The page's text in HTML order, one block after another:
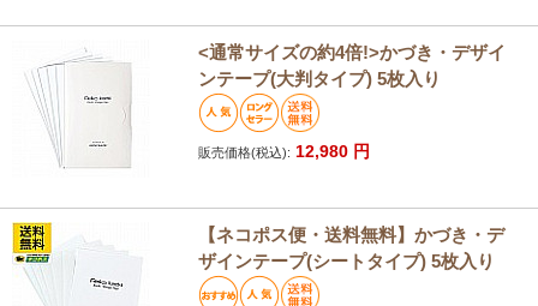
<通常サイズの約4倍!>かづき・デザイ
ンテープ(大判タイプ) 5枚入り
販売価格(税込): 12,980 円
【ネコポス便・送料無料】かづき・デ
ザインテープ(シートタイプ) 5枚入り